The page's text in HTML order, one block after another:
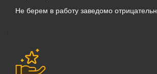
Не берем в работу заведомо